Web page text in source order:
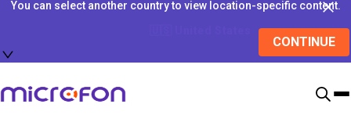
You can select another country to view location-specific content.
CONTINUE